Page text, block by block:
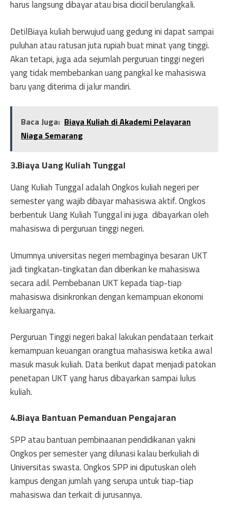
harus langsung dibayar atau bisa dicicil berulangkali.
DetilBiaya kuliah berwujud uang gedung ini dapat sampai
puluhan atau ratusan juta rupiah buat minat yang tinggi.
Akan tetapi, juga ada sejumlah perguruan tinggi negeri
yang tidak membebankan uang pangkal ke mahasiswa
baru yang diterima di jalur mandiri.
Baca Juga: Biaya Kuliah di Akademi Pelayaran
Niaga Semarang
3.Biaya Uang Kuliah Tunggal
Uang Kuliah Tunggal adalah Ongkos kuliah negeri per
semester yang wajib dibayar mahasiswa aktif. Ongkos
berbentuk Uang Kuliah Tunggal ini juga dibayarkan oleh
mahasiswa di perguruan tinggi negeri.
Umumnya universitas negeri membaginya besaran UKT
jadi tingkatan-tingkatan dan diberikan ke mahasiswa
secara adil. Pembebanan UKT kepada tiap-tiap
mahasiswa disinkronkan dengan kemampuan ekonomi
keluarganya.
Perguruan Tinggi negeri bakal lakukan pendataan terkait
kemampuan keuangan orangtua mahasiswa ketika awal
masuk masuk kuliah. Data berikut dapat menjadi patokan
penetapan UKT yang harus dibayarkan sampai lulus
kuliah.
4.Biaya Bantuan Pemanduan Pengajaran
SPP atau bantuan pembinaanan pendidikanan yakni
Ongkos per semester yang dilunasi kalau berkuliah di
Universitas swasta. Ongkos SPP ini diputuskan oleh
kampus dengan jumlah yang serupa untuk tiap-tiap
mahasiswa dan terkait di jurusannya.